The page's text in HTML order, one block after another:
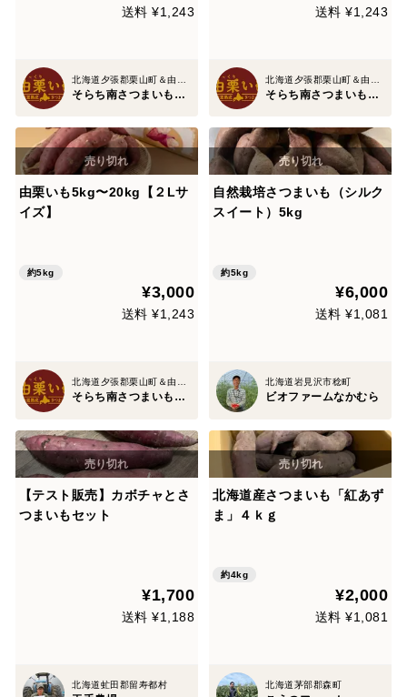
送料 ¥1,243
そらち南さつまいもクラブ
送料 ¥1,243
そらち南さつまいもクラブ
由栗いも5kg〜20kg【２Lサ
イズ】
約5kg
¥3,000
送料 ¥1,243
北海道夕張郡栗山町＆由仁町
そらち南さつまいもクラブ
自然栽培さつまいも（シルク
スイート）5kg
約5kg
¥6,000
送料 ¥1,081
北海道岩見沢市稔町
ビオファームなかむら
【テスト販売】カボチャとさ
つまいもセット
¥1,700
送料 ¥1,188
北海道虻田郡留寿都村
北海道産さつまいも「紅あず
ま」４ｋｇ
約4kg
¥2,000
送料 ¥1,081
北海道茅部郡森町